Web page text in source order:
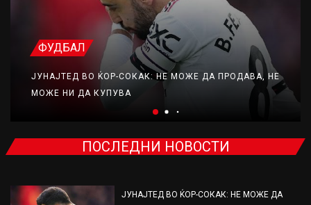
ФУДБАЛ
ЈУНАЈТЕД ВО ЌОР-СОКАК: НЕ МОЖЕ ДА ПРОДАВА, НЕ
МОЖЕ НИ ДА КУПУВА
ПОСЛЕДНИ НОВОСТИ
ЈУНАЈТЕД ВО ЌОР-СОКАК: НЕ МОЖЕ ДА